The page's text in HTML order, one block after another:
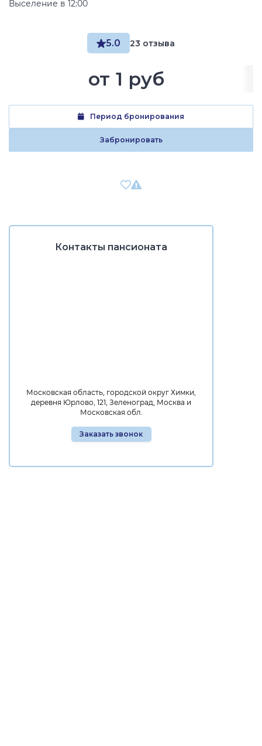
5.0 23 отзыва
от 1 руб
Период бронирования
Забронировать
Выселение в 12:00
Контакты пансионата
Московская область, городской округ Химки,
деревня Юрлово, 121, Зеленоград, Москва и
Московская обл.
Заказать звонок